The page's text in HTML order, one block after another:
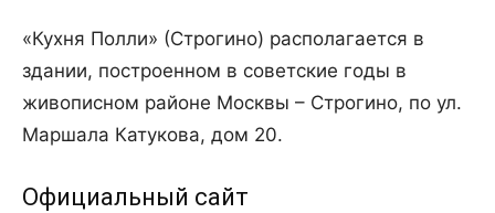
«Кухня Полли» (Строгино) располагается в
здании, построенном в советские годы в
живописном районе Москвы – Строгино, по ул.
Маршала Катукова, дом 20.
Официальный сайт